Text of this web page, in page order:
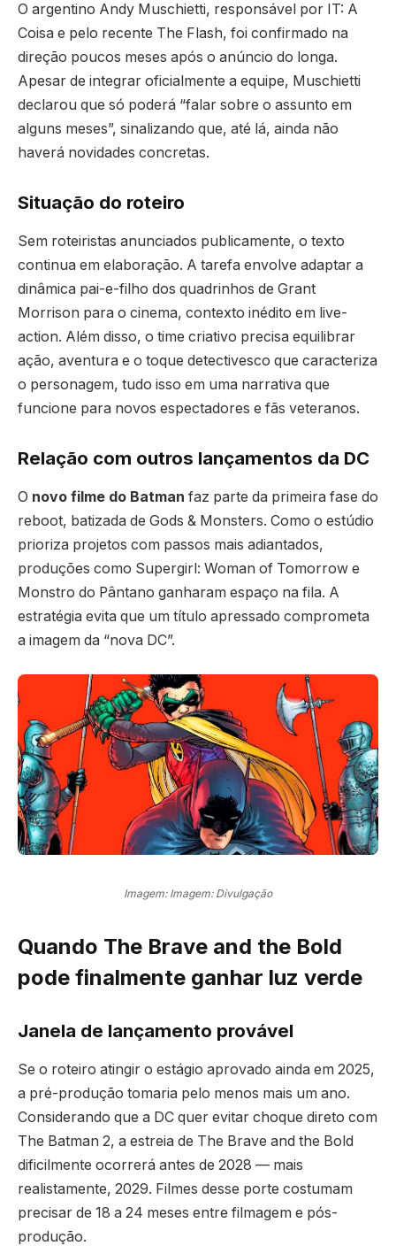
O argentino Andy Muschietti, responsável por IT: A
Coisa e pelo recente The Flash, foi confirmado na
direção poucos meses após o anúncio do longa.
Apesar de integrar oficialmente a equipe, Muschietti
declarou que só poderá “falar sobre o assunto em
alguns meses”, sinalizando que, até lá, ainda não
haverá novidades concretas.
Situação do roteiro
Sem roteiristas anunciados publicamente, o texto
continua em elaboração. A tarefa envolve adaptar a
dinâmica pai-e-filho dos quadrinhos de Grant
Morrison para o cinema, contexto inédito em live-
action. Além disso, o time criativo precisa equilibrar
ação, aventura e o toque detectivesco que caracteriza
o personagem, tudo isso em uma narrativa que
funcione para novos espectadores e fãs veteranos.
Relação com outros lançamentos da DC
O novo filme do Batman faz parte da primeira fase do
reboot, batizada de Gods & Monsters. Como o estúdio
prioriza projetos com passos mais adiantados,
produções como Supergirl: Woman of Tomorrow e
Monstro do Pântano ganharam espaço na fila. A
estratégia evita que um título apressado comprometa
a imagem da “nova DC”.
Imagem: Imagem: Divulgação
Quando The Brave and the Bold
pode finalmente ganhar luz verde
Janela de lançamento provável
Se o roteiro atingir o estágio aprovado ainda em 2025,
a pré-produção tomaria pelo menos mais um ano.
Considerando que a DC quer evitar choque direto com
The Batman 2, a estreia de The Brave and the Bold
dificilmente ocorrerá antes de 2028 — mais
realistamente, 2029. Filmes desse porte costumam
precisar de 18 a 24 meses entre filmagem e pós-
produção.